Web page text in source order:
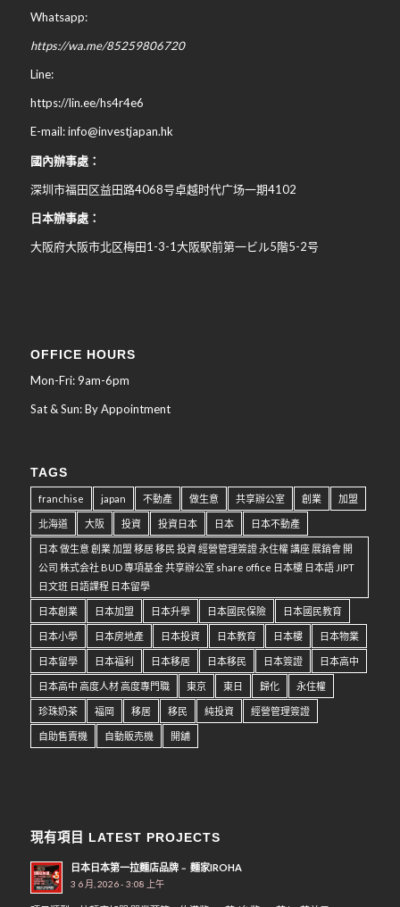
Whatsapp:
https://wa.me/85259806720
Line:
https://lin.ee/hs4r4e6
E-mail: info@investjapan.hk
國內辦事處：
深圳市福田区益田路4068号卓越时代广场一期4102
日本辦事處：
大阪府大阪市北区梅田1-3-1大阪駅前第一ビル5階5-2号
OFFICE HOURS
Mon-Fri: 9am-6pm
Sat & Sun: By Appointment
TAGS
franchise japan 不動產 做生意 共享辦公室 創業 加盟
北海道 大阪 投資 投資日本 日本 日本不動產
日本 做生意 創業 加盟 移居 移民 投資 經營管理簽證 永住權 講座 展銷會 開
公司 株式会社 BUD 專項基金 共享辦公室 share office 日本樓 日本語 JIPT
日文班 日語課程 日本留學
日本創業 日本加盟 日本升學 日本國民保險 日本國民教育
日本小學 日本房地產 日本投資 日本教育 日本樓 日本物業
日本留學 日本福利 日本移居 日本移民 日本簽證 日本高中
日本高中 高度人材 高度專門職 東京 東日 歸化 永住權
珍珠奶茶 福岡 移居 移民 純投資 經營管理簽證
自助售賣機 自動販売機 開舖
現有項目 LATEST PROJECTS
日本日本第一拉麵店品牌﹣ 麵家IROHA
3 6 月, 2026 - 3:08 上午